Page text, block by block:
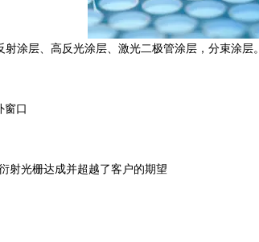
涂层、高反光涂层、激光二极管涂层，分束涂层。
窗口
射光栅达成并超越了客户的期望